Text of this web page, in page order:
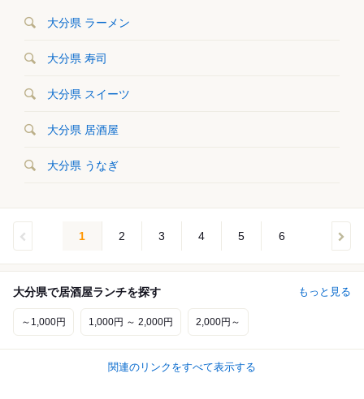
大分県 ラーメン
大分県 寿司
大分県 スイーツ
大分県 居酒屋
大分県 うなぎ
1 2 3 4 5 6
大分県で居酒屋ランチを探す もっと見る
～1,000円 1,000円 ～ 2,000円 2,000円～
関連のリンクをすべて表示する